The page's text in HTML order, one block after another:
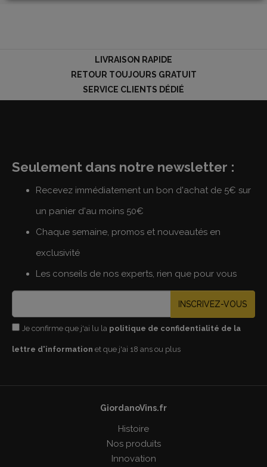
LIVRAISON RAPIDE
RETOUR TOUJOURS GRATUIT
SERVICE CLIENTS DÉDIÉ
Seulement dans notre newsletter :
Recevez immédiatement un bon d'achat de 5€ sur
un panier d'au moins 50€
Chaque semaine, promos et nouveautés en
exclusivité
Les conseils de nos experts, rien que pour vous
INSCRIVEZ-VOUS
Je confirme que j'ai lu la politique de confidentialité de la
lettre d'information et que j'ai 18 ans ou plus
GiordanoVins.fr
Histoire
Nos produits
Innovation